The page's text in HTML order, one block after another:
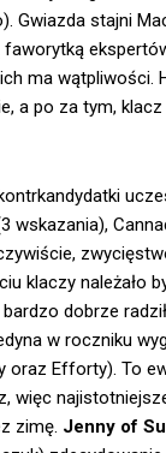
Gwiazda stajni
ma wątpliwości.
a po za tym,
wskazania),
klaczy należało
bardzo dobrze
w roczniku
oraz Efforty). To
więc
zimę. Jenny of